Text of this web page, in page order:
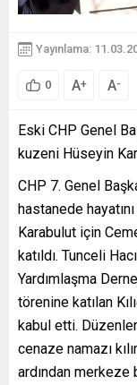
Yayınlama:
0 A+ A-
Eski CHP Genel
kuzeni Hüseyin
CHP 7. Genel
hastanede
Karabulut için
katıldı. Tunceli
Yardımlaşma
törenine katılan
kabul etti.
cenaze namazı
ardından merkeze